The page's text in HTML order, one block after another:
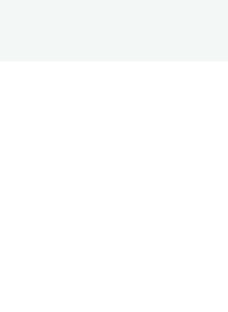
DROPS FOR CATS
DROPS FOR CATS
CATS